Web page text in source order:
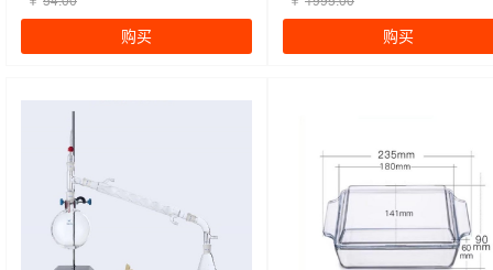
购买 购买